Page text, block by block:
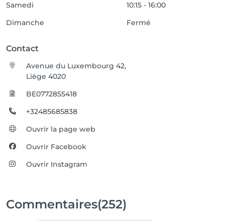
Samedi
10:15 - 16:00
Dimanche
Fermé
Contact
Avenue du Luxembourg 42,
Liège 4020
BE0772855418
+32485685838
Ouvrir la page web
Ouvrir Facebook
Ouvrir Instagram
Commentaires(252)